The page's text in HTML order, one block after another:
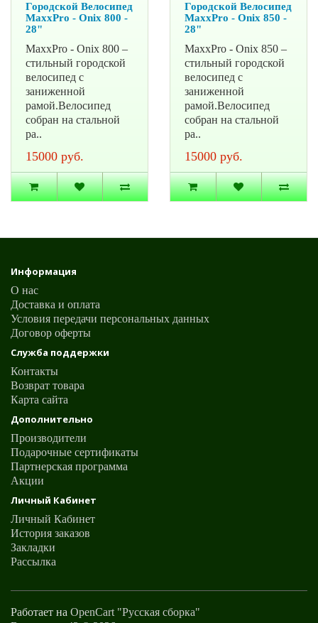
Городской Велосипед
MaxxPro - Onix 800 -
28"
MaxxPro - Onix 800 –
стильный городской
велосипед с
заниженной
рамой.Велосипед
собран на стальной
ра..
15000 руб.
Городской Велосипед
MaxxPro - Onix 850 -
28"
MaxxPro - Onix 850 –
стильный городской
велосипед с
заниженной
рамой.Велосипед
собран на стальной
ра..
15000 руб.
Информация
О нас
Доставка и оплата
Условия передачи персональных данных
Договор оферты
Служба поддержки
Контакты
Возврат товара
Карта сайта
Дополнительно
Производители
Подарочные сертификаты
Партнерская программа
Акции
Личный Кабинет
Личный Кабинет
История заказов
Закладки
Рассылка
Работает на OpenCart "Русская сборка"